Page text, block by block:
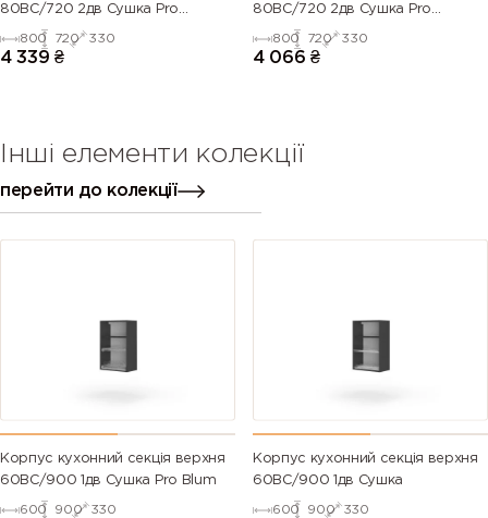
80ВС/720 2дв Сушка Pro
Blum+Rejs(Дуб Крафт (Серія М))
800 720 330
4 339 ₴
80ВС/720 2дв Сушка Pro
Blum+Rejs(Білий (Серія М))
800 720 330
4 066 ₴
Інші елементи колекції
перейти до колекції
Корпус кухонний секцiя верхня
60ВС/900 1дв Сушка Pro Blum
600 900 330
Корпус кухонний секцiя верхня
60ВС/900 1дв Сушка
600 900 330